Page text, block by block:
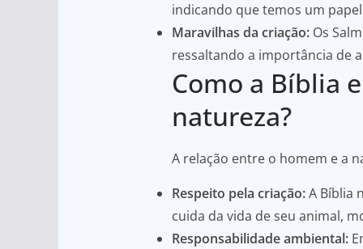
indicando que temos um
Maravilhas da criação: Os
ressaltando a importância de
Como a Bíblia
natureza?
A relação entre o homem e a
Respeito pela criação:A Bíblia
cuida da vida de seu animal,
Responsabilidade ambiental: